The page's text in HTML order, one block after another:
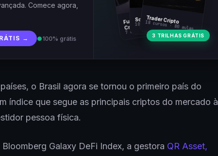
Comece agora,
→ ●100% grátis
Fundamentos
Cripto
7 cursos · 31 aulas
Trader Cripto
18 cursos · 80 aulas
Soberania Bitcoin
10 cursos · 44 aulas
3 TRILHAS GRÁTIS
o Brasil agora se tornou o primeiro país do
índice que segue as principais criptos do mercado à
pessoa física.
Galaxy DeFi Index, a gestora QR Asset,